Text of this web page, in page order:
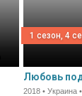
1 сезон, 4
Любовь
2018 • Украина